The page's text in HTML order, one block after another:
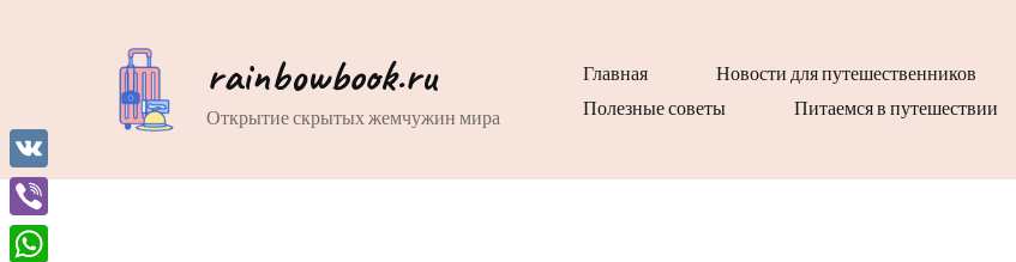
rainbowbook.ru
Открытие скрытых жемчужин мира
Главная Новости для путешественников
Полезные советы
Питаемся в путешествии
VK
Viber